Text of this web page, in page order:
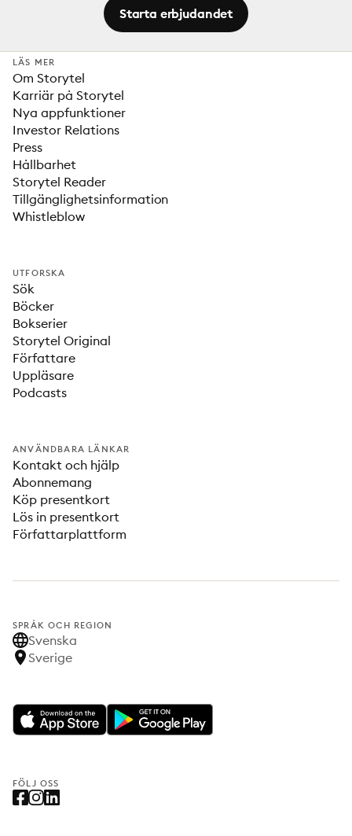
Starta erbjudandet
LÄS MER
Om Storytel
Karriär på Storytel
Nya appfunktioner
Investor Relations
Press
Hållbarhet
Storytel Reader
Tillgänglighetsinformation
Whistleblow
UTFORSKA
Sök
Böcker
Bokserier
Storytel Original
Författare
Uppläsare
Podcasts
ANVÄNDBARA LÄNKAR
Kontakt och hjälp
Abonnemang
Köp presentkort
Lös in presentkort
Författarplattform
SPRÅK OCH REGION
Svenska
Sverige
FÖLJ OSS